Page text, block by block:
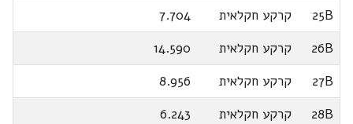
25B
קרקע חקלאית
7.704
26B
קרקע חקלאית
14.590
27B
קרקע חקלאית
8.956
28B
קרקע חקלאית
6.243